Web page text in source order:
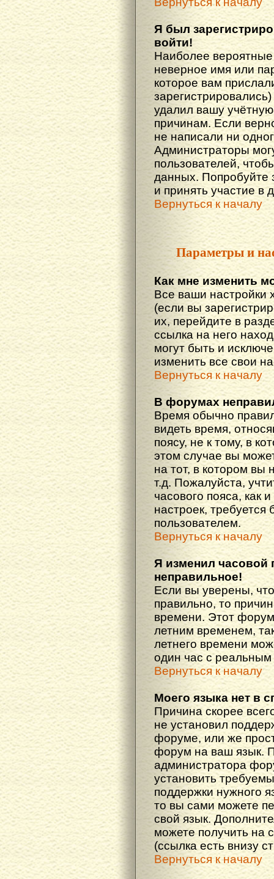
Я был
войти!
Наиболее
неверное имя или
которое вам
удалил вашу
причинам. Если
не написали ни
Администраторы
пользователей,
данных. Попробуйте
и принять участие в
Вернуться к началу
Параметры и
Как мне изменить
Все ваши настройки
(если вы
их, перейдите в
ссылка на него
могут быть и
изменить все свои
Вернуться к началу
В форумах
Время обычно
видеть время,
поясу, не к тому, в
этом случае вы
на тот, в котором вы
т.д. Пожалуйста,
часового пояса, как
настроек,
пользователем.
Вернуться к началу
Я изменил часовой
неправильное!
Если вы уверены,
правильно, то
времени. Этот
летним временем,
летнего времени
один час с
Вернуться к началу
Моего языка нет в
Причина скорее
не установил
форуме, или же
форум на ваш язык.
администратора
установить
поддержки нужного
то вы сами можете
свой язык.
можете получить на
(ссылка есть внизу
Вернуться к началу